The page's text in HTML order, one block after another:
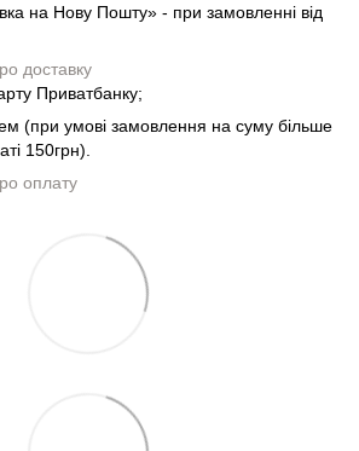
на Нову Пошту» - при замовленні від
доставку
Приватбанку;
(при умові замовлення на суму більше
150грн).
оплату